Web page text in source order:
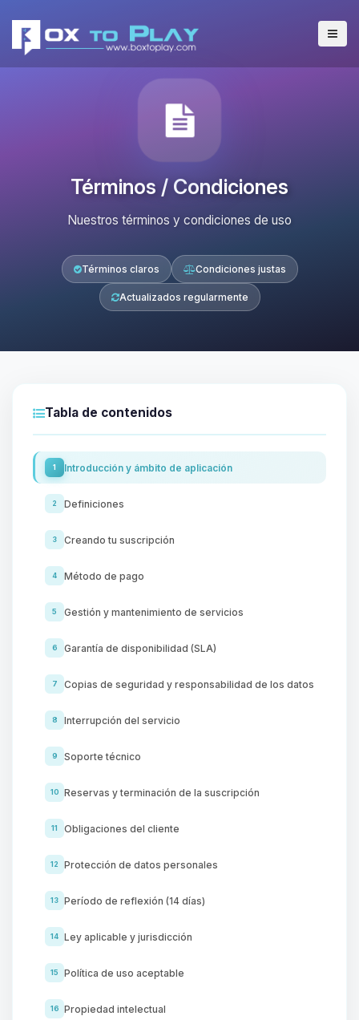
Términos / Condiciones
Nuestros términos y condiciones de uso
Términos claros Condiciones justas
Actualizados regularmente
Tabla de contenidos
1 Introducción y ámbito de aplicación
2 Definiciones
3 Creando tu suscripción
4 Método de pago
5 Gestión y mantenimiento de servicios
6 Garantía de disponibilidad (SLA)
7 Copias de seguridad y responsabilidad de los datos
8 Interrupción del servicio
9 Soporte técnico
10 Reservas y terminación de la suscripción
11 Obligaciones del cliente
12 Protección de datos personales
13 Período de reflexión (14 días)
14 Ley aplicable y jurisdicción
15 Política de uso aceptable
16 Propiedad intelectual